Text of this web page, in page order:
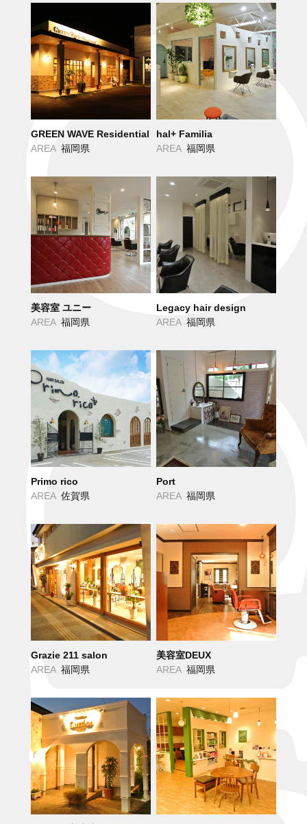
GREEN WAVE Residential
AREA 福岡県
hal+ Familia
AREA 福岡県
美容室 ユニー
AREA 福岡県
Legacy hair design
AREA 福岡県
Primo rico
AREA 佐賀県
Port
AREA 福岡県
Grazie 211 salon
AREA 福岡県
美容室DEUX
AREA 福岡県